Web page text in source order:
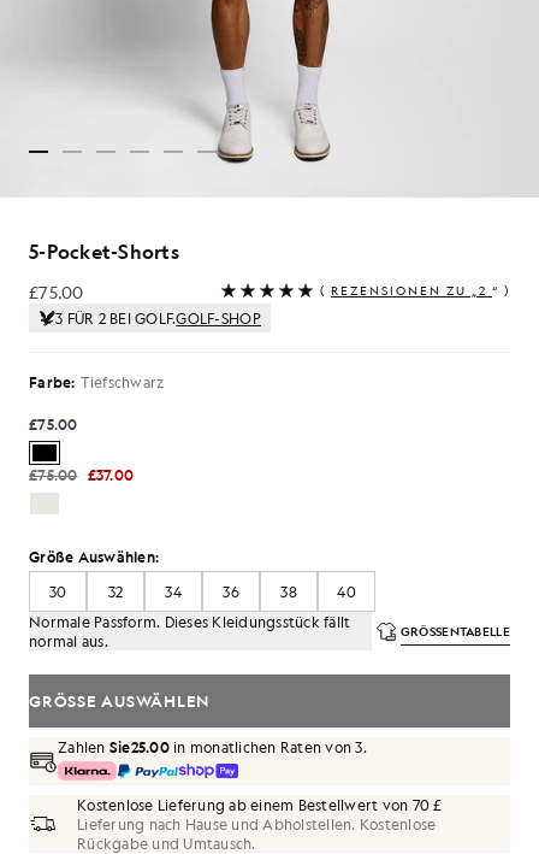
5-Pocket-Shorts
£75.00
£75.00 ( REZENSIONEN ZU „2 “ )
3 FÜR 2 BEI GOLF.GOLF-SHOP
Farbe: Tiefschwarz
£75.00
£75.00 £37.00
Größe Auswählen:
30
32 34 36 38
40
Normale Passform. Dieses Kleidungsstück fällt
normal aus.
GRÖSSENTABELLE
GRÖSSE AUSWÄHLEN
Zahlen Sie25.00in monatlichen Raten von 3.
Kostenlose Lieferung ab einem Bestellwert von 70 £
Lieferung nach Hause und Abholstellen. Kostenlose
Rückgabe und Umtausch.